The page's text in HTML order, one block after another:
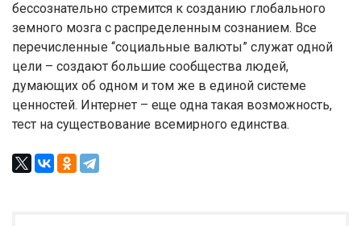
бессознательно стремится к созданию глобального
земного мозга с распределенным сознанием. Все
перечисленные “социальные валюты” служат одной
цели – создают большие сообщества людей,
думающих об одном и том же в единой системе
ценностей. Интернет – еще одна такая возможность,
тест на существование всемирного единства.